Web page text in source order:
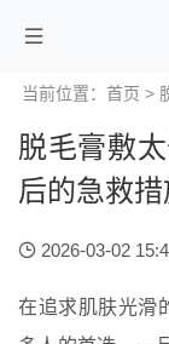
当前位置： 首页 >
脱毛膏敷
后的急救措
2026-03-02
在追求肌肤光滑